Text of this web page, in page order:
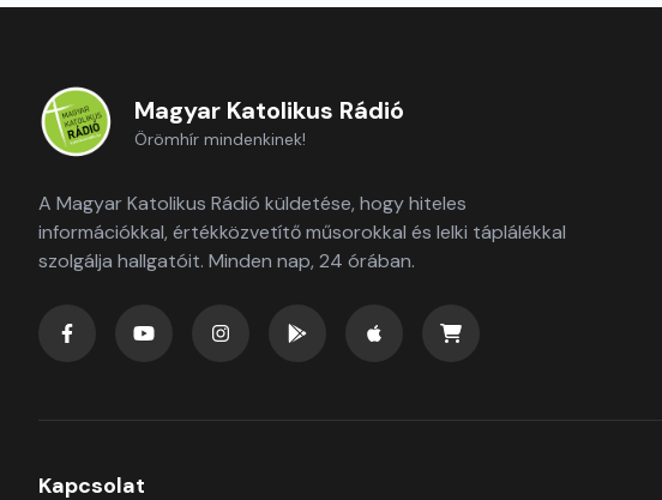
Magyar Katolikus Rádió
Örömhír mindenkinek!
A Magyar Katolikus Rádió küldetése, hogy hiteles
információkkal, értékközvetítő műsorokkal és lelki táplálékkal
szolgálja hallgatóit. Minden nap, 24 órában.
Kapcsolat